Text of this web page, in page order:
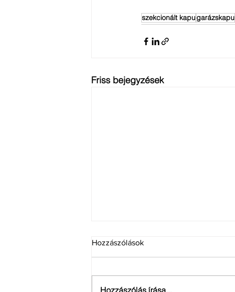
szekcionált kapugarázskapu
Friss bejegyzések
Hozzászólások